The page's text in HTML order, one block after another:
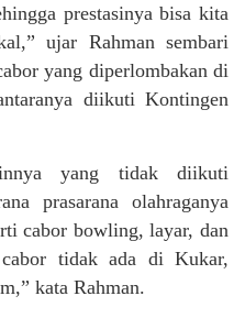
prestasinya bisa kita
ujar Rahman sembari
yang diperlombakan di
diikuti Kontingen
yang tidak diikuti
prasarana olahraganya
cabor bowling, layar, dan
tidak ada di Kukar,
kata Rahman.